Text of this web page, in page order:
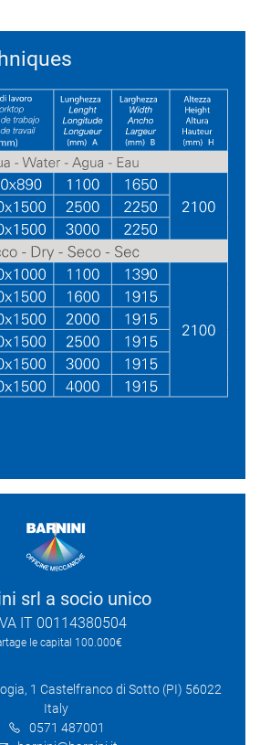
srl a socio unico
IT 00114380504
le capital 100.000€
1 Castelfranco di Sotto (PI) 56022
Italy
0571 487001